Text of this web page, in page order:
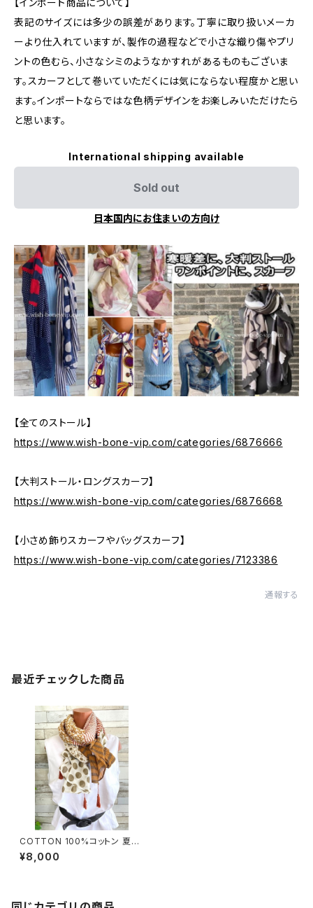
【インポート商品について】
表記のサイズには多少の誤差があります。丁寧に取り扱いメーカ
ーより仕入れていますが、製作の過程などで小さな織り傷やプリ
ントの色むら、小さなシミのようなかすれがあるものもございま
す。スカーフとして巻いていただくには気にならない程度かと思い
ます。インポートならではな色柄デザインをお楽しみいただけたら
と思います。
International shipping available
Sold out
日本国内にお住まいの方向け
【全てのストール】
https://www.wish-bone-vip.com/categories/6876666
【大判ストール・ロングスカーフ】
https://www.wish-bone-vip.com/categories/6876668
【小さめ飾りスカーフやバッグスカーフ】
https://www.wish-bone-vip.com/categories/7123386
通報する
最近チェックした商品
COTTON 100%コットン 夏の
ストール インポート大判・ロング
ストール・通気性・肌触り良いス
¥8,000